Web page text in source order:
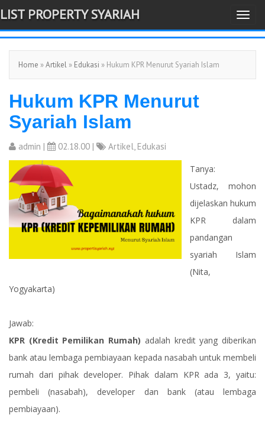
-->
T
o
g
l
t
i
n
LIST PROPERTY SYARIAH
Home »Artikel » Edukasi » Hukum KPR Menurut Syariah Islam
Hukum KPR Menurut
Syariah Islam
admin | 02.18.00 | Artikel, Edukasi
Tanya:
Ustadz, mohon
dijelaskan hukum
KPR dalam
pandangan
syariah Islam
(Nita,
Yogyakarta)
Jawab:
KPR (Kredit Pemilikan Rumah) adalah kredit yang diberikan
bank atau lembaga pembiayaan kepada nasabah untuk membeli
rumah dari pihak developer. Pihak dalam KPR ada 3, yaitu:
pembeli (nasabah), developer dan bank (atau lembaga
pembiayaan).